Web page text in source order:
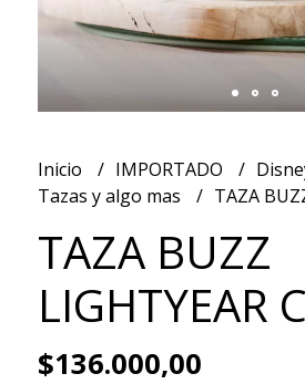
Inicio IMPORTADO
Tazas y algo mas
TAZA
TAZA BUZZ
LIGHTYEAR
$136.000,00